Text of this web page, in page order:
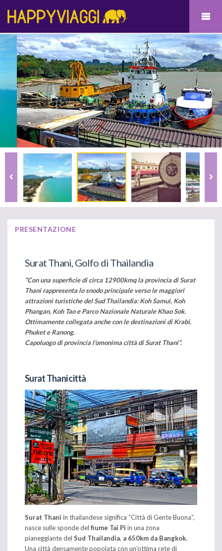
PRESENTAZIONE
Surat Thani, Golfo di Thailandia
“Con una superficie di circa 12900kmq la provincia di Surat
Thani rappresenta lo snodo principale verso le maggiori
attrazioni turistiche del Sud Thailandia: Koh Samui, Koh
Phangan, Koh Tao e Parco Nazionale Naturale Khao Sok.
Ottimamente collegata anche con le destinazioni di Krabi,
Phuket e Ranong.
Capoluogo di provincia l’omonima città di Surat Thani”.
Surat Thani città
Surat Thani in thailandese significa “Città di Gente Buona”,
nasce sulle sponde del fiume Tai Pi in una zona
pianeggiante del Sud Thailandia, a 650km da Bangkok.
Una città densamente popolata con un’ottima rete di